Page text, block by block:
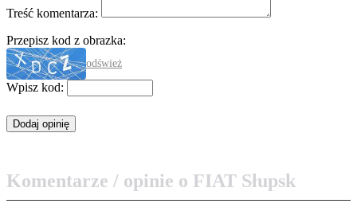
Treść komentarza:
Przepisz kod z obrazka:
odśwież
Wpisz kod:
Komentarze / opinie o FIAT Słupsk